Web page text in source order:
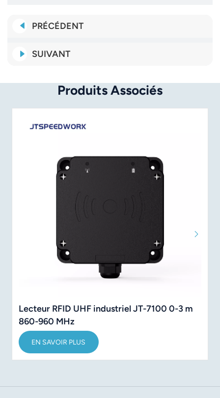
PRÉCÉDENT
SUIVANT
Produits Associés
Lecteur RFID UHF industriel JT-7100 0-3 m
860-960 MHz
EN SAVOIR PLUS